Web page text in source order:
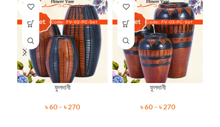
SOLD
OUT
ফুলদানী
৳60– ৳270
SOLD
OUT
ফুলদানী
৳60– ৳270